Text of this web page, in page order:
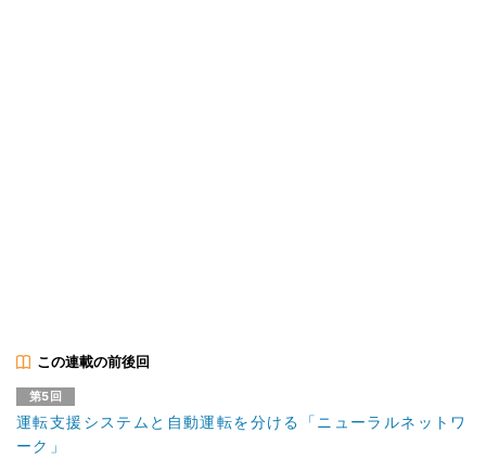
この連載の前後回
第5回
運転支援システムと自動運転を分ける「ニューラルネットワ
ーク」